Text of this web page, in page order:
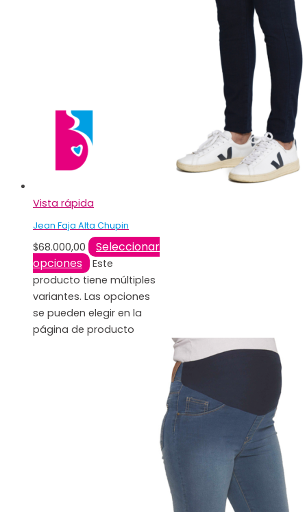
Vista rápida
Jean Faja Alta Chupin
$68.000,00
Seleccionar
opciones
Este
producto tiene múltiples
variantes. Las opciones
se pueden elegir en la
página de producto